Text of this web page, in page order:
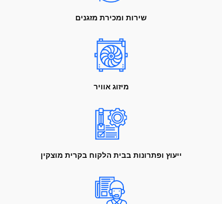
שירות ומכירת מזגנים
מיזוג אוויר
ייעוץ ופתרונות בבית הלקוח בקרית מוצקין